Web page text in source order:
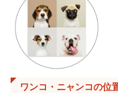
ワンコ・ニャンコの位